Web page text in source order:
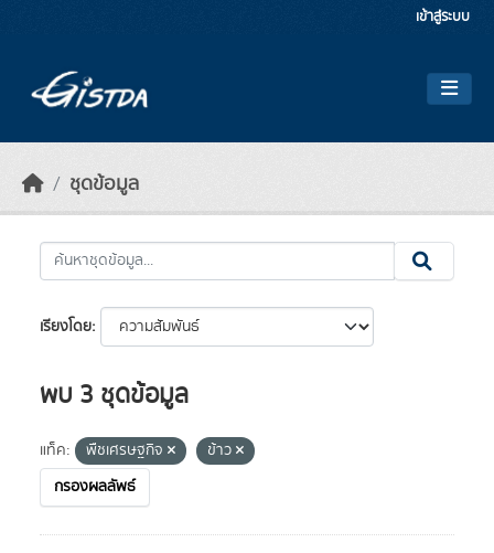
เข้าสู่ระบบ
ชุดข้อมูล
เรียงโดย
พบ 3 ชุดข้อมูล
แท็ค: พืชเศรษฐกิจ
ข้าว
กรองผลลัพธ์